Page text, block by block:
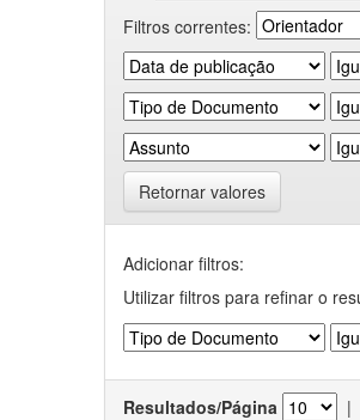
Filtros correntes:
Retornar valores
Adicionar filtros:
Utilizar filtros para refinar o
Resultados/Página |